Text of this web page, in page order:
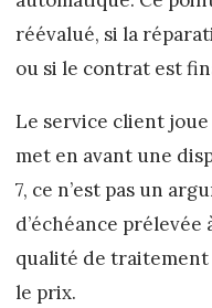
réévalué, si la
ou si le contrat est
Le service client
met en avant une
7, ce n’est pas un
d’échéance
qualité de traitement
le prix.